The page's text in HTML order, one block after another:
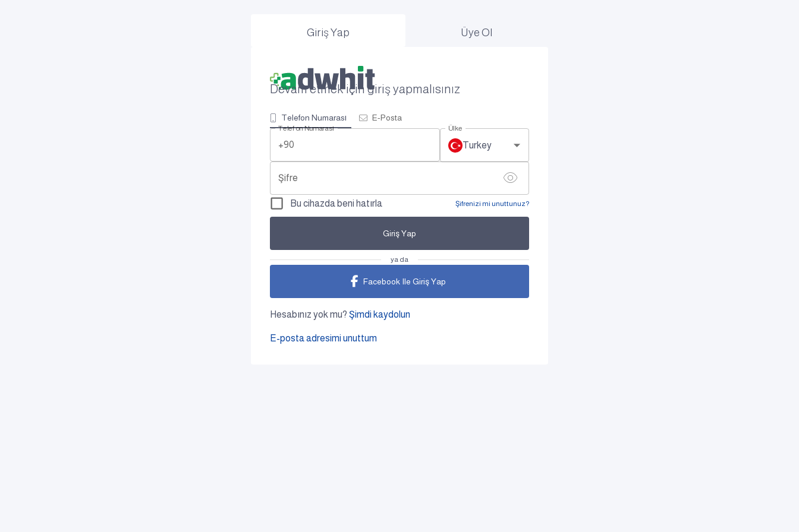
Giriş Yap Üye Ol
Devam etmek için giriş yapmalısınız
Telefon Numarası E-Posta
Telefon Numarası
+90
Ülke
Turkey
Şifre
Bu cihazda beni hatırla Şifrenizi mi unuttunuz?
Giriş Yap
ya da
Facebook Ile Giriş Yap
Hesabınız yok mu? Şimdi kaydolun
E-posta adresimi unuttum